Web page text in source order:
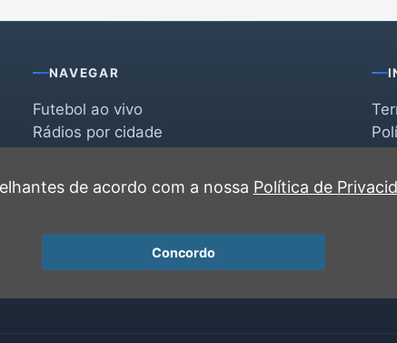
NAVEGAR
Futebol ao vivo
Rádios por cidade
Favoritasde acordo com a nossa Política de
Concordo